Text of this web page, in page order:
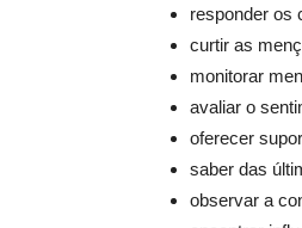
responder os
curtir as
monitorar
avaliar o
oferecer
saber das
observar a